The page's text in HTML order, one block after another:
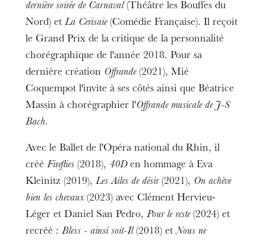
dernière soirée de Carnaval(Théâtre les Bouffes du
Nord) etLa Cerisaie(Comédie Française). Il reçoit
le Grand Prix de la critique de la personnalité
chorégraphique de l'année 2018. Pour sa
dernière création Offrande(2021), Mié
Coquempot l'invite à ses côtés ainsi que Béatrice
Massin à chorégraphier l'Offrande musicale de J-S
Bach.
Avec le Ballet de l'Opéra national du Rhin, il
crééFireflies (2018), 40Den hommage à Eva
Kleinitz (2019),Les Ailes de désir(2021), On achève
bien les chevaux(2023) avec Clément Hervieu-
Léger et Daniel San Pedro,Pour le reste(2024) et
recréé :Bless - ainsi soit-Il(2018) etNous ne